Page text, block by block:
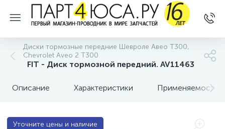
Диски тормозные передние Шевроле Авео Т300,
Chevrolet Aveo 2 T300
FIT - Диск тормозной передний. AV11463
Описание Характеристики Применяемость
Уточните цены и наличие